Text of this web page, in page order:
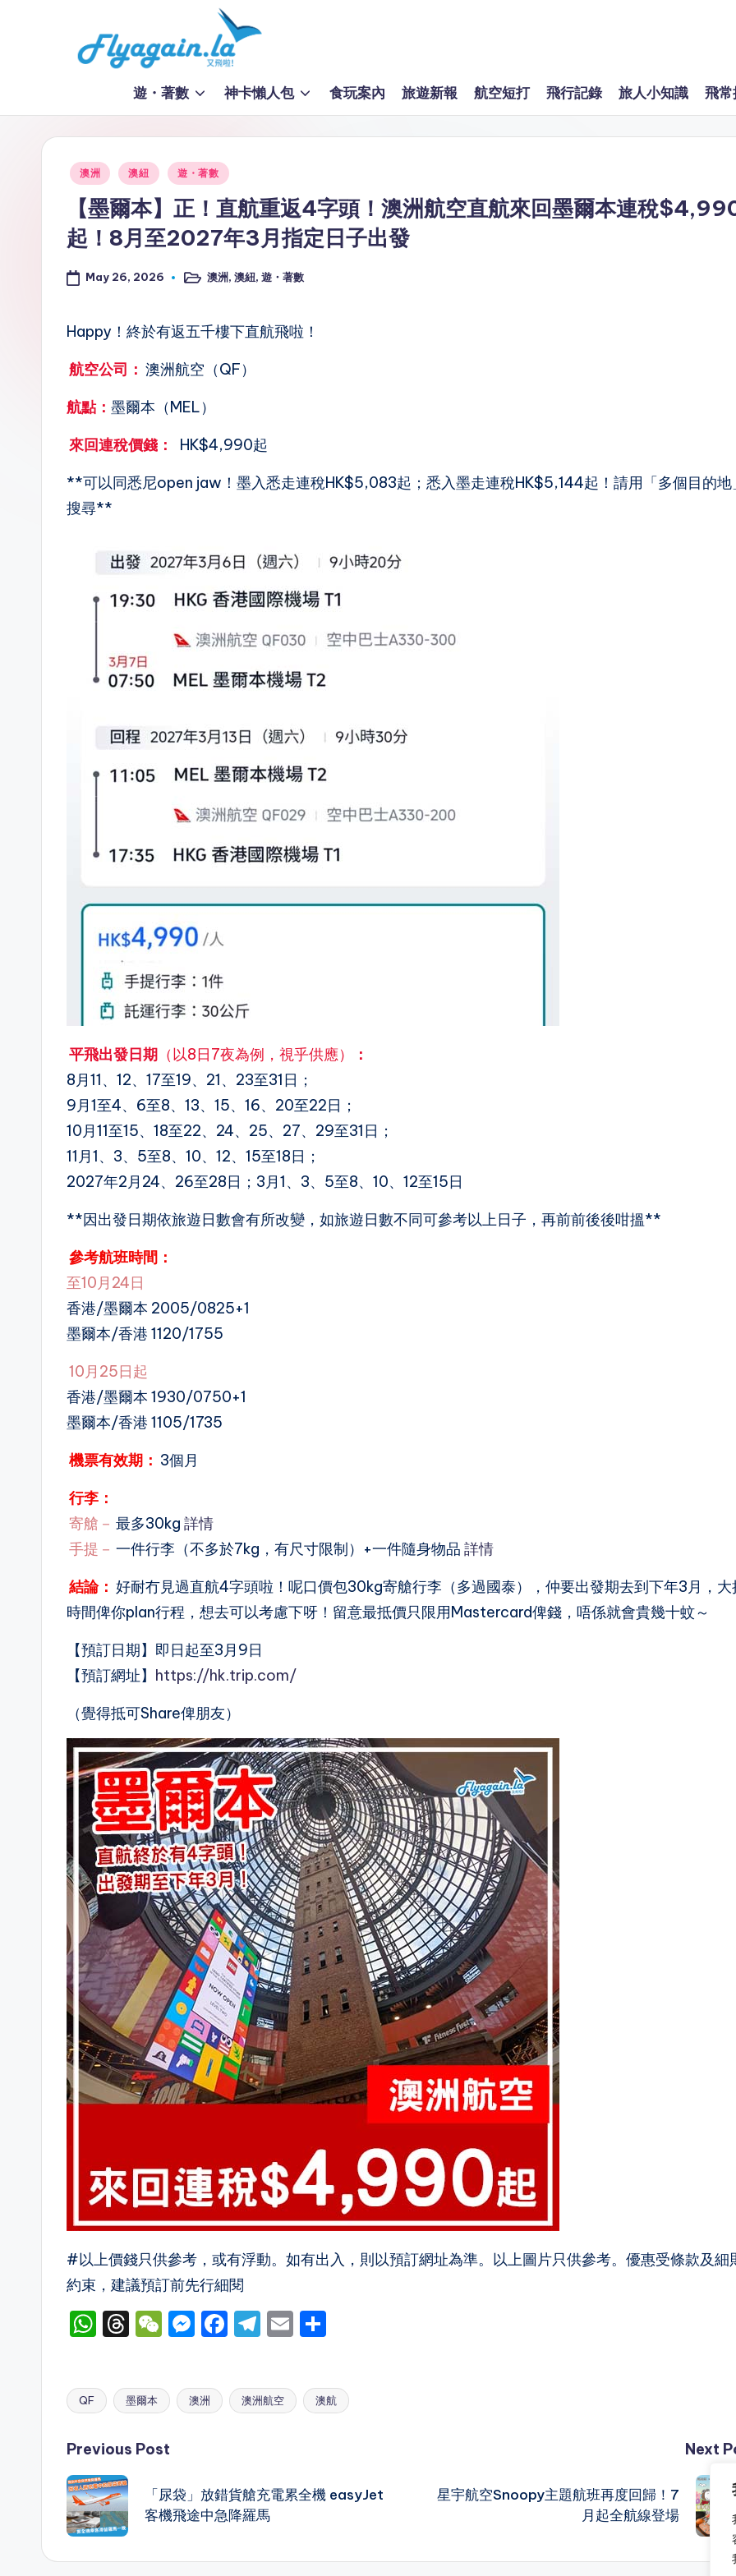
飛
啦
！
Fl
ai
n.
la
遊・著數 神卡懶人包 食玩案內 旅遊新報 航空短打 飛行記錄 旅人小知識 飛
Posted
澳洲 澳紐 遊・著數
【墨爾本】正！直航重返4字頭！澳洲航空直航來回墨爾本連稅
起！8月至2027年3月指定日子出發
May 26, 2026
Posted
澳洲, 澳紐, 遊・著數
Happy！終於有返五千樓下直航飛啦！
航空公司： 澳洲航空（QF）
航點： 墨爾本（MEL）
來回連稅價錢 ：
HK$4,990起
**可以同悉尼open jaw！墨入悉走連稅HK$5,083起；悉入墨走連稅HK$5,144起！請用「多個目的地
搜尋**
平飛出發日期 （以8日7夜為例，視乎供應）
：
8月11、12、17至19、21、23至31日；
9月1至4、6至8、13、15、16、20至22日；
10月11至15、18至22、24、25、27、29至31日；
11月1、3、5至8、10、12、15至18日；
2027年2月24、26至28日；3月1、3、5至8、10、12至15日
**因出發日期依旅遊日數會有所改變，如旅遊日數不同可參考以上日子，再前前後後咁搵**
參考航班時間：
至10月24日
香港/墨爾本 2005/0825+1
墨爾本/香港 1120/1755
10月25日起
香港/墨爾本 1930/0750+1
墨爾本/香港 1105/1735
機票有效期： 3個月
行李：
寄艙－ 最多30kg 詳情
手提－ 一件行李（不多於7kg，有尺寸限制）+一件隨身物品 詳情
結論： 好耐冇見過直航4字頭啦！呢口價包30kg寄艙行李（多過國泰），仲要出發期去到下年3月，大
時間俾你plan行程，想去可以考慮下呀！留意最抵價只限用Mastercard俾錢，唔係就會貴幾十蚊～
【預訂日期】即日起至3月9日
【預訂網址】 https://hk.trip.com/
（覺得抵可Share俾朋友）
#以上價錢只供參考，或有浮動。如有出入，則以預訂網址為準。以上圖片只供參考。優惠受條款及細
約束，建議預訂前先行細閱
W
ts
p
p
T
a
s
W
h
t
M
s
g
er
F
e
o
k
T
gr
E
l
e
Tags:
QF 墨爾本 澳洲 澳洲航空 澳航
Post
navigation
Previous Post
「尿袋」放錯貨艙充電累全機 easyJet
客機飛途中急降羅馬
Next
星宇航空Snoopy主題航班再度回歸！7
月起全航線登場